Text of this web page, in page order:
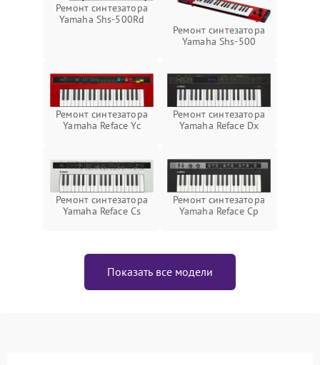
Ремонт синтезатора
Yamaha Shs-500Rd
Ремонт синтезатора
Yamaha Shs-500
Ремонт синтезатора
Yamaha Reface Yc
Ремонт синтезатора
Yamaha Reface Dx
Ремонт синтезатора
Yamaha Reface Cs
Ремонт синтезатора
Yamaha Reface Cp
Показать все модели